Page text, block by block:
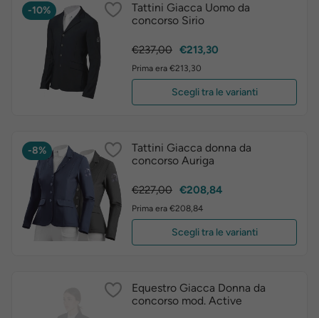
-10%
Tattini Giacca Uomo da
concorso Sirio
Prezzo
€237,00 Prezzo
€213,30
Prima era €213,30
Scegli tra le varianti
-8%
Tattini Giacca donna da
concorso Auriga
Prezzo
€227,00 Prezzo
€208,84
Prima era €208,84
Scegli tra le varianti
Equestro Giacca Donna da
concorso mod. Active